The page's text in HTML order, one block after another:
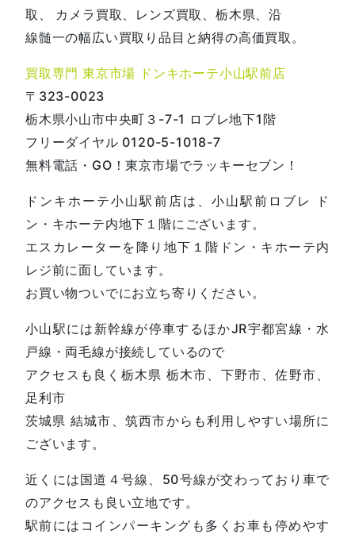
取、 カメラ買取、レンズ買取、栃木県、沿
線髄一の幅広い買取り品目と納得の高価買取。
買取専門 東京市場 ドンキホーテ小山駅前店
〒323-0023
栃木県小山市中央町３-7-1 ロブレ地下1階
フリーダイヤル 0120-5-1018-7
無料電話・GO！東京市場でラッキーセブン！
ドンキホーテ小山駅前店は、小山駅前ロブレ ド
ン・キホーテ内地下１階にございます。
エスカレーターを降り地下１階ドン・キホーテ内
レジ前に面しています。
お買い物ついでにお立ち寄りください。
小山駅には新幹線が停車するほかJR宇都宮線・水
戸線・両毛線が接続しているので
アクセスも良く栃木県 栃木市、下野市、佐野市、
足利市
茨城県 結城市、筑西市からも利用しやすい場所に
ございます。
近くには国道４号線、50号線が交わっており車で
のアクセスも良い立地です。
駅前にはコインパーキングも多くお車も停めやす